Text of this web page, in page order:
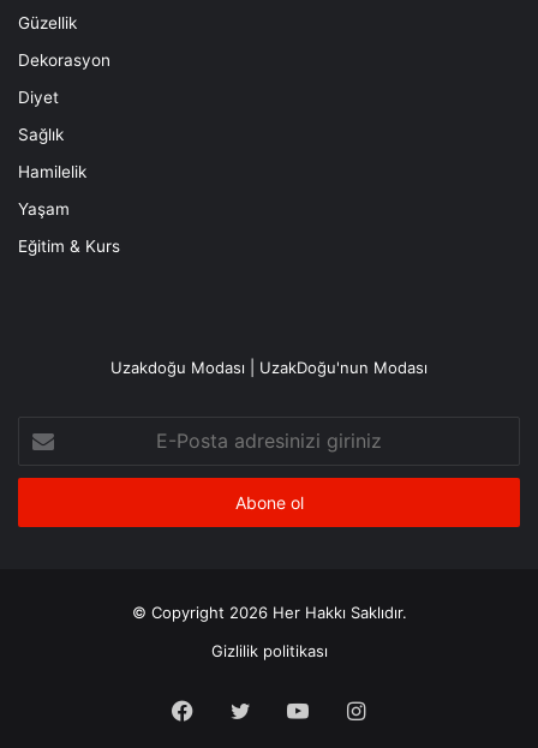
Güzellik
Dekorasyon
Diyet
Sağlık
Hamilelik
Yaşam
Eğitim & Kurs
Uzakdoğu Modası | UzakDoğu'nun Modası
Posta
adresinizi
© Copyright 2026 Her Hakkı Saklıdır.
Gizlilik politikası
Facebook
X YouTubeInstagram